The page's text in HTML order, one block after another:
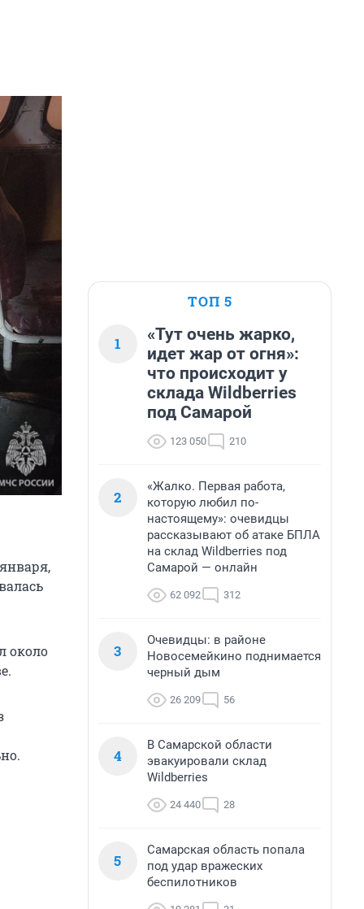
около
ТОП 5
1
«Тут очень жарко,
идет жар от огня»:
что происходит у
склада Wildberries
под Самарой
123 050 210
2
«Жалко. Первая работа,
которую любил по-
настоящему»: очевидцы
рассказывают об атаке БПЛА
на склад Wildberries под
Самарой — онлайн
62 092 312
3
Очевидцы: в районе
Новосемейкино поднимается
черный дым
26 209 56
4
В Самарской области
эвакуировали склад
Wildberries
24 440 28
5
Самарская область попала
под удар вражеских
беспилотников